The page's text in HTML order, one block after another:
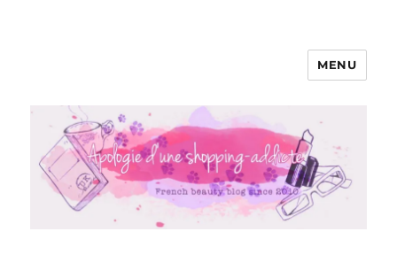
Apologie d'une Shopping-addicte
MENU